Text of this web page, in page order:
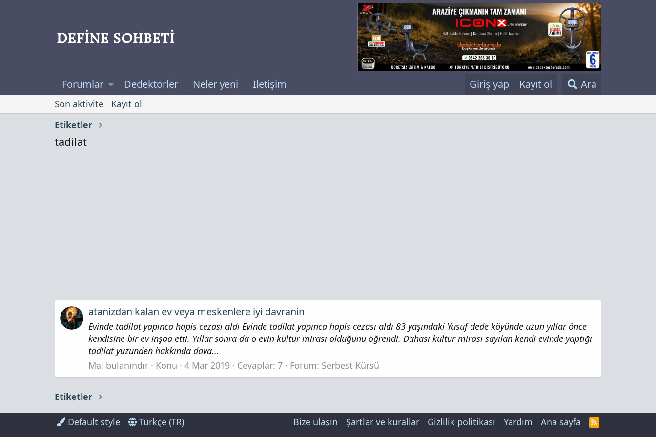
Forumlar Dedektörler Neler yeni İletişim Giriş yap Kayıt ol Ara
Son aktivite
Kayıt ol
Etiketler
tadilat
atanizdan kalan ev veya meskenlere iyi davranin
Evinde tadilat yapınca hapis cezası aldı Evinde tadilat yapınca hapis cezası aldı 83 yaşındaki Yusuf dede köyünde uzun yıllar önce
kendisine bir ev inşaa etti. Yıllar sonra da o evin kültür mirası olduğunu öğrendi. Dahası kültür mirası sayılan kendi evinde yaptığı
tadilat yüzünden hakkında dava...
Mal bulanındır
Konu 4 Mar 2019 Cevaplar: 7 Forum: Serbest Kürsü
Etiketler
Default style Türkçe (TR) Bize ulaşın Şartlar ve kurallar Gizlilik politikası Yardım Ana sayfa